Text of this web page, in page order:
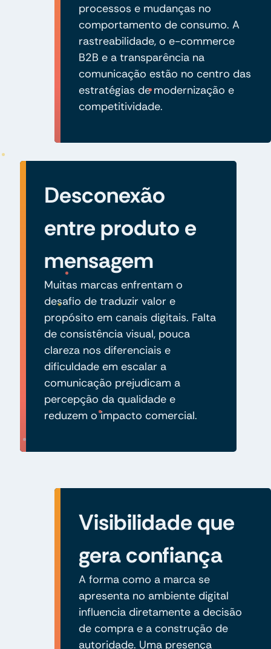
processos e mudanças no
comportamento de consumo. A
rastreabilidade, o e-commerce
B2B e a transparência na
comunicação estão no centro das
estratégias de modernização e
competitividade.
Desconexão
entre produto e
mensagem
Muitas marcas enfrentam o
desafio de traduzir valor e
propósito em canais digitais. Falta
de consistência visual, pouca
clareza nos diferenciais e
dificuldade em escalar a
comunicação prejudicam a
percepção da qualidade e
reduzem o impacto comercial.
Visibilidade que
gera confiança
A forma como a marca se
apresenta no ambiente digital
influencia diretamente a decisão
de compra e a construção de
autoridade. Uma presença